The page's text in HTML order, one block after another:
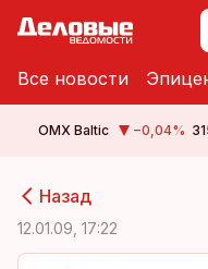
Все новости
OMX Baltic −0,04%
Назад
12.01.09, 17:22